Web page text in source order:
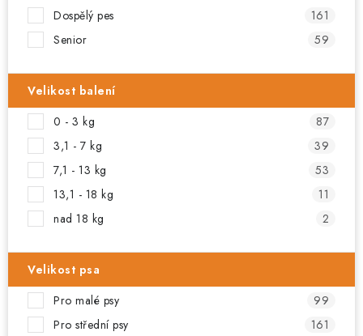
Dospělý pes
161
Senior
59
Velikost balení
0 - 3 kg
87
3,1 - 7 kg
39
7,1 - 13 kg
53
13,1 - 18 kg
11
nad 18 kg
2
Velikost psa
Pro malé psy
99
Pro střední psy
161